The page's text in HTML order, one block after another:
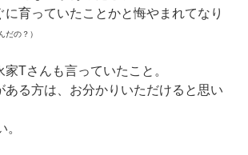
に育っていたことかと悔やまれてなり
だの？）
Tさんも言っていたこと。
ある方は、お分かりいただけると思い